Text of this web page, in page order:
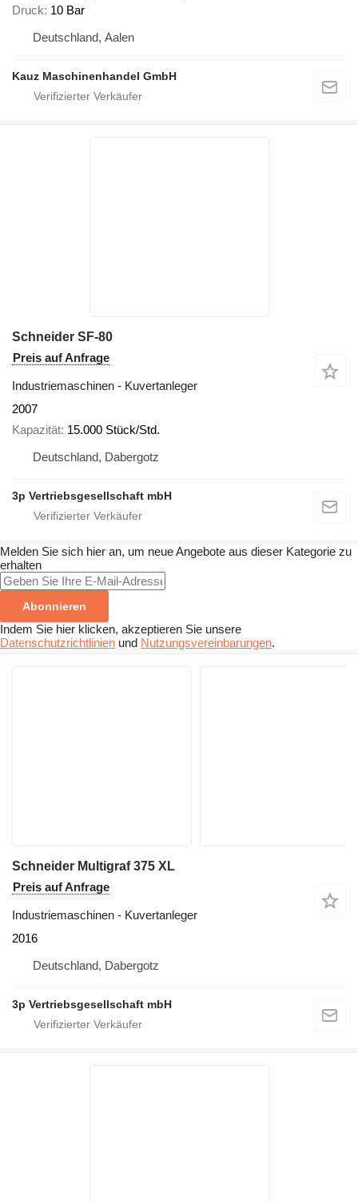
Druck 10 Bar
Deutschland, Aalen
Kauz Maschinenhandel GmbH
Schneider SF-80
Preis auf Anfrage
Industriemaschinen - Kuvertanleger
2007
Kapazität 15.000 Stück/Std.
Deutschland, Dabergotz
3p Vertriebsgesellschaft mbH
Melden Sie sich hier an, um neue Angebote aus dieser Kategorie zu
erhalten
Abonnieren
Indem Sie hier klicken, akzeptieren Sie unsere
Datenschutzrichtlinien und Nutzungsvereinbarungen.
Schneider Multigraf 375 XL
Preis auf Anfrage
Industriemaschinen - Kuvertanleger
2016
Deutschland, Dabergotz
3p Vertriebsgesellschaft mbH